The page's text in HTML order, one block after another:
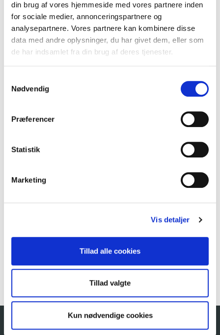
din brug af vores hjemmeside med vores partnere inden
for sociale medier, annonceringspartnere og
analysepartnere. Vores partnere kan kombinere disse
data med andre oplysninger, du har givet dem, eller som
de har indsamlet fra din brug af deres tjenester.
Nødvendig
Præferencer
Statistik
Marketing
Vis detaljer
Tillad alle cookies
Tillad valgte
Kun nødvendige cookies